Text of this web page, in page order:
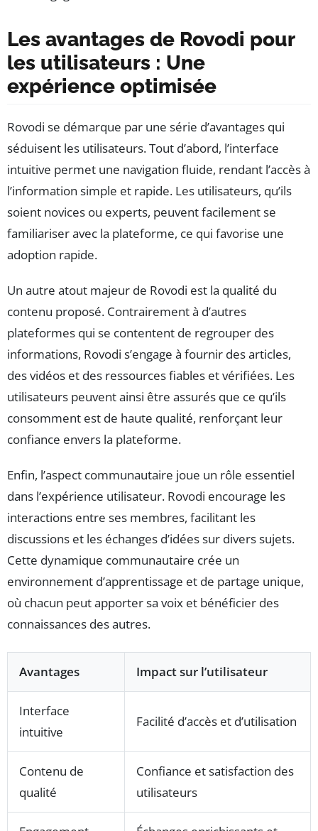
Les avantages de Rovodi pour
les utilisateurs : Une
expérience optimisée
Rovodi se démarque par une série d’avantages qui
séduisent les utilisateurs. Tout d’abord, l’interface
intuitive permet une navigation fluide, rendant l’accès à
l’information simple et rapide. Les utilisateurs, qu’ils
soient novices ou experts, peuvent facilement se
familiariser avec la plateforme, ce qui favorise une
adoption rapide.
Un autre atout majeur de Rovodi est la qualité du
contenu proposé. Contrairement à d’autres
plateformes qui se contentent de regrouper des
informations, Rovodi s’engage à fournir des articles,
des vidéos et des ressources fiables et vérifiées. Les
utilisateurs peuvent ainsi être assurés que ce qu’ils
consomment est de haute qualité, renforçant leur
confiance envers la plateforme.
Enfin, l’aspect communautaire joue un rôle essentiel
dans l’expérience utilisateur. Rovodi encourage les
interactions entre ses membres, facilitant les
discussions et les échanges d’idées sur divers sujets.
Cette dynamique communautaire crée un
environnement d’apprentissage et de partage unique,
où chacun peut apporter sa voix et bénéficier des
connaissances des autres.
Avantages Impact sur l’utilisateur
Interface
intuitive
Facilité d’accès et d’utilisation
Contenu de
qualité
Confiance et satisfaction des
utilisateurs